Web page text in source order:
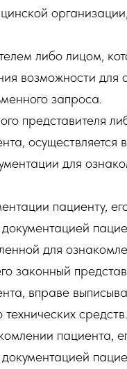
либо лицом,
возможности
запроса.
представителя
для
пациенту,
для
законный
вправе
средств.
пациента,